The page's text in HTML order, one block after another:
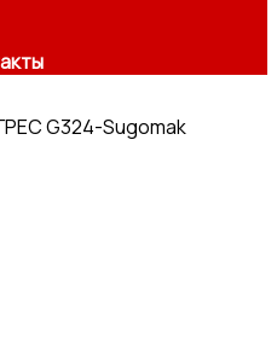
G324-Sugomak